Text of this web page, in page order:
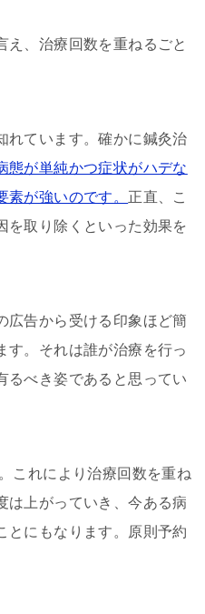
え、治療回数を重ねるごと
れています。確かに鍼灸治
態が単純かつ症状がハデな
が強いのです。 正直、こ
取り除くといった効果を
広告から受ける印象ほど簡
す。それは誰が治療を行っ
るべき姿であると思ってい
これにより治療回数を重ね
は上がっていき、今ある病
とにもなります。原則予約